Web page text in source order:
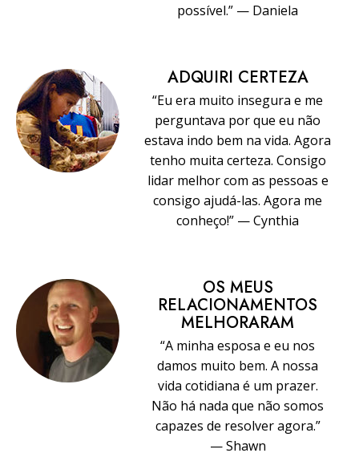
possível.” — Daniela
ADQUIRI CERTEZA
“Eu era muito insegura e me
perguntava por que eu não
estava indo bem na vida. Agora
tenho muita certeza. Consigo
lidar melhor com as pessoas e
consigo ajudá-las. Agora me
conheço!” — Cynthia
OS MEUS
RELACIONAMENTOS
MELHORARAM
“A minha esposa e eu nos
damos muito bem. A nossa
vida cotidiana é um prazer.
Não há nada que não somos
capazes de resolver agora.”
— Shawn